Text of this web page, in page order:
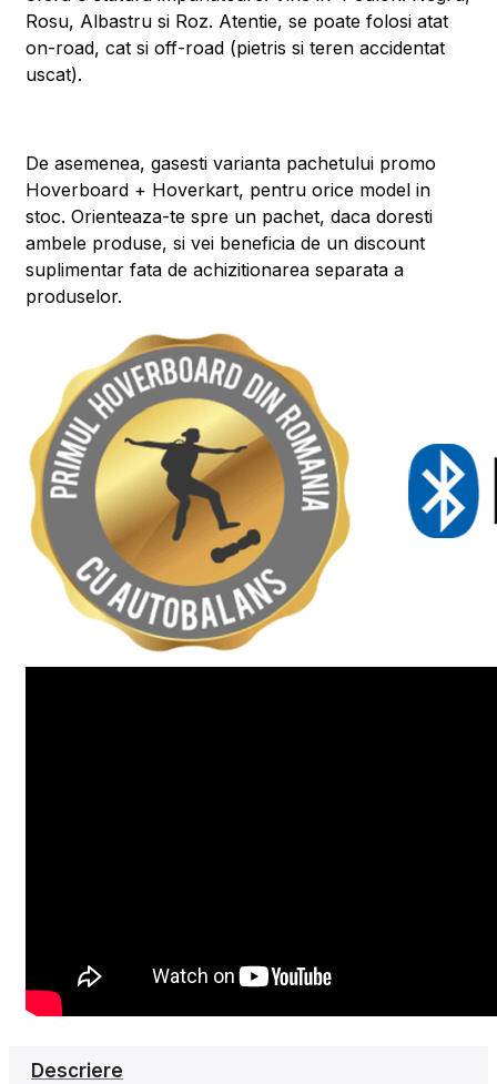
Rosu, Albastru si Roz. Atentie, se poate folosi atat
on-road, cat si off-road (pietris si teren accidentat
uscat).
De asemenea, gasesti varianta pachetului promo
Hoverboard + Hoverkart, pentru orice model in
stoc. Orienteaza-te spre un pachet, daca doresti
ambele produse, si vei beneficia de un discount
suplimentar fata de achizitionarea separata a
produselor.
Descriere